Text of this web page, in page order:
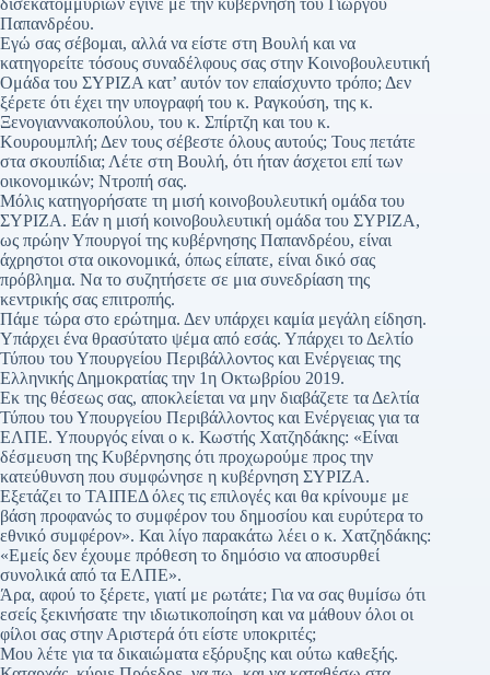
δισεκατομμυρίων έγινε με την κυβέρνηση του Γιώργου
Παπανδρέου.
Εγώ σας σέβομαι, αλλά να είστε στη Βουλή και να
κατηγορείτε τόσους συναδέλφους σας στην Κοινοβουλευτική
Ομάδα του ΣΥΡΙΖΑ κατ’ αυτόν τον επαίσχυντο τρόπο; Δεν
ξέρετε ότι έχει την υπογραφή του κ. Ραγκούση, της κ.
Ξενογιαννακοπούλου, του κ. Σπίρτζη και του κ.
Κουρουμπλή; Δεν τους σέβεστε όλους αυτούς; Τους πετάτε
στα σκουπίδια; Λέτε στη Βουλή, ότι ήταν άσχετοι επί των
οικονομικών; Ντροπή σας.
Μόλις κατηγορήσατε τη μισή κοινοβουλευτική ομάδα του
ΣΥΡΙΖΑ. Εάν η μισή κοινοβουλευτική ομάδα του ΣΥΡΙΖΑ,
ως πρώην Υπουργοί της κυβέρνησης Παπανδρέου, είναι
άχρηστοι στα οικονομικά, όπως είπατε, είναι δικό σας
πρόβλημα. Να το συζητήσετε σε μια συνεδρίαση της
κεντρικής σας επιτροπής.
Πάμε τώρα στο ερώτημα. Δεν υπάρχει καμία μεγάλη είδηση.
Υπάρχει ένα θρασύτατο ψέμα από εσάς. Υπάρχει το Δελτίο
Τύπου του Υπουργείου Περιβάλλοντος και Ενέργειας της
Ελληνικής Δημοκρατίας την 1η Οκτωβρίου 2019.
Εκ της θέσεως σας, αποκλείεται να μην διαβάζετε τα Δελτία
Τύπου του Υπουργείου Περιβάλλοντος και Ενέργειας για τα
ΕΛΠΕ. Υπουργός είναι ο κ. Κωστής Χατζηδάκης: «Είναι
δέσμευση της Κυβέρνησης ότι προχωρούμε προς την
κατεύθυνση που συμφώνησε η κυβέρνηση ΣΥΡΙΖΑ.
Εξετάζει το ΤΑΙΠΕΔ όλες τις επιλογές και θα κρίνουμε με
βάση προφανώς το συμφέρον του δημοσίου και ευρύτερα το
εθνικό συμφέρον». Και λίγο παρακάτω λέει ο κ. Χατζηδάκης:
«Εμείς δεν έχουμε πρόθεση το δημόσιο να αποσυρθεί
συνολικά από τα ΕΛΠΕ».
Άρα, αφού το ξέρετε, γιατί με ρωτάτε; Για να σας θυμίσω ότι
εσείς ξεκινήσατε την ιδιωτικοποίηση και να μάθουν όλοι οι
φίλοι σας στην Αριστερά ότι είστε υποκριτές;
Μου λέτε για τα δικαιώματα εξόρυξης και ούτω καθεξής.